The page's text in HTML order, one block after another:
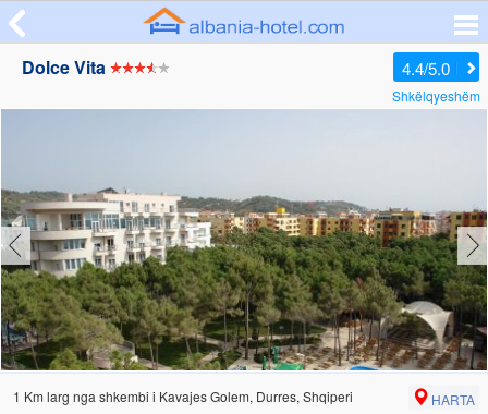
4.4/5.0
Shkëlqyeshëm
Dolce Vita
1 Km larg nga shkembi i Kavajes Golem, Durres, Shqiperi
HARTA